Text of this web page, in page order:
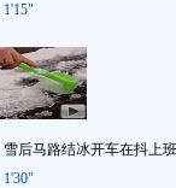
1'15"
雪后马路结冰开车在抖上
1'30"